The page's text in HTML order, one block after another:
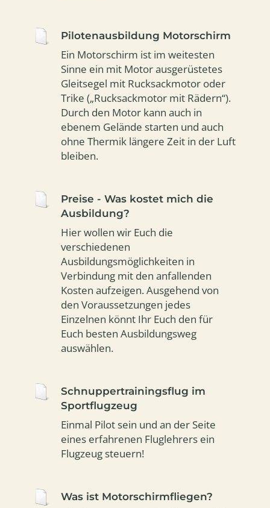
Pilotenausbildung Motorschirm
Ein Motorschirm ist im weitesten
Sinne ein mit Motor ausgerüstetes
Gleitsegel mit Rucksackmotor oder
Trike („Rucksackmotor mit Rädern“).
Durch den Motor kann auch in
ebenem Gelände starten und auch
ohne Thermik längere Zeit in der Luft
bleiben.
Preise - Was kostet mich die
Ausbildung?
Hier wollen wir Euch die
verschiedenen
Ausbildungsmöglichkeiten in
Verbindung mit den anfallenden
Kosten aufzeigen. Ausgehend von
den Voraussetzungen jedes
Einzelnen könnt Ihr Euch den für
Euch besten Ausbildungsweg
auswählen.
Schnuppertrainingsflug im
Sportflugzeug
Einmal Pilot sein und an der Seite
eines erfahrenen Fluglehrers ein
Flugzeug steuern!
Was ist Motorschirmfliegen?